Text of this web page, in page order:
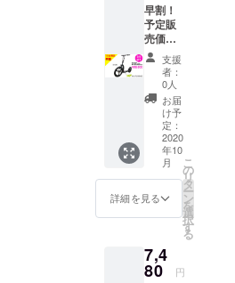
早割！
予定販
売価格
￥151,8
00から
34％OF
F
￥98,80
0 完成
した本
体×1 充
器
×1 送料/
税込み
支援
者：
0人
お届
け予
定：
2020
年10
月
詳細を見る
こ
の
リ
タ
ー
ン
を
選
択
す
る
7,4
80 円